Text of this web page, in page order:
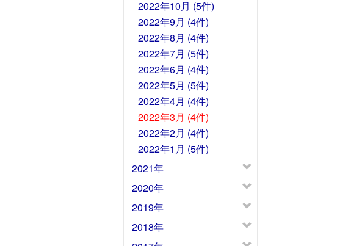
2022年10月 (5件)
2022年9月 (4件)
2022年8月 (4件)
2022年7月 (5件)
2022年6月 (4件)
2022年5月 (5件)
2022年4月 (4件)
2022年3月 (4件)
2022年2月 (4件)
2022年1月 (5件)
2021年
2020年
2019年
2018年